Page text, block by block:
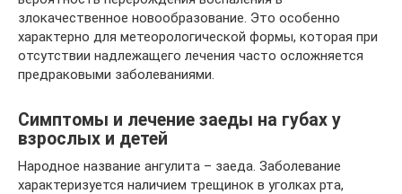
злокачественное новообразование. Это особенно
характерно для метеорологической формы, которая при
отсутствии надлежащего лечения часто осложняется
предраковыми заболеваниями.
Симптомы и лечение заеды на губах у
взрослых и детей
Народное название ангулита – заеда. Заболевание
характеризуется наличием трещинок в уголках рта,